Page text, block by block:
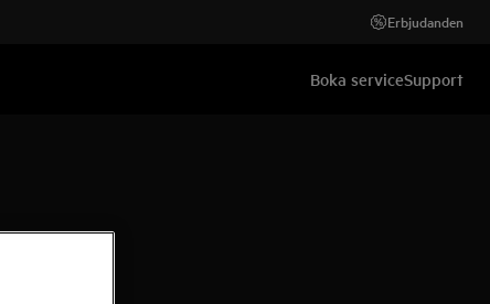
Erbjudanden
Boka serviceSupport